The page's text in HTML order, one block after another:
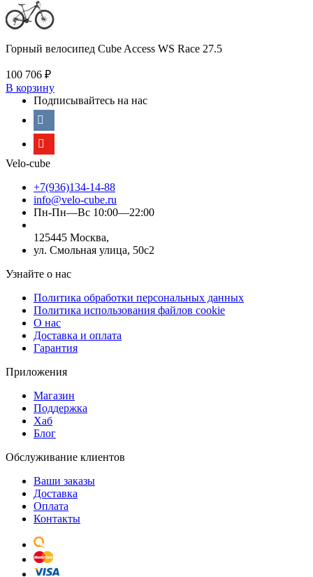
Горный велосипед Cube Access WS Race 27.5
100 706 ₽
В корзину
Подписывайтесь на нас
Velo-cube
+7(936)134-14-88
info@velo-cube.ru
Пн-Пн—Вс 10:00—22:00
125445 Москва,
ул. Смольная улица, 50с2
Узнайте о нас
Политика обработки персональных данных
Политика использования файлов cookie
О нас
Доставка и оплата
Гарантия
Приложения
Магазин
Поддержка
Хаб
Блог
Обслуживание клиентов
Ваши заказы
Доставка
Оплата
Контакты